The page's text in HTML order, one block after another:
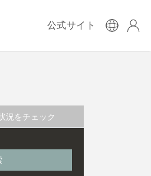
公式サイト
況をチェック